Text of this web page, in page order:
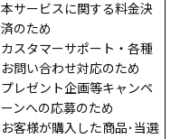
本サービスに関する料金決
済のため
カスタマーサポート・各種
お問い合わせ対応のため
プレゼント企画等キャンペ
ーンへの応募のため
お客様が購入した商品･当選